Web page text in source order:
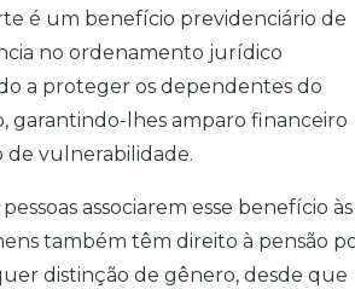
é um benefício previdenciário de
no ordenamento jurídico
a proteger os dependentes do
garantindo-lhes amparo financeiro
vulnerabilidade.
associarem esse benefício às
também têm direito à pensão
distinção de gênero, desde que